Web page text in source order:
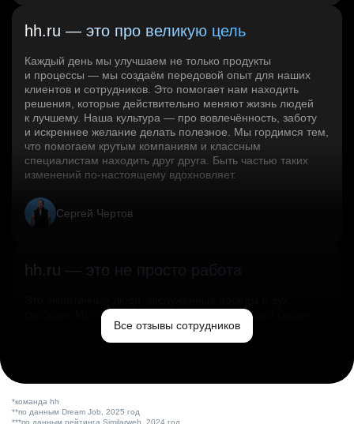
hh.ru — это про великую цель
Каждый день мы улучшаем не только продукты
и процессы — мы создаём передовой опыт для наших
клиентов и сотрудников. Это помогает нам находить
решения, которые действительно меняют жизнь людей
к лучшему. Наша культура — про вовлечённость, заботу
и искреннее желание делать полезное. Мы гордимся тем,
что помогаем крутым компаниям и классным
специалистам находить друг друга. Быть частью таких
изменений по‑настоящему вдохновляет.
Сергей Чертов
hh.ru — это не просто работа
свободы. Мы помогаем миру и создаём лучший сервис
по поиску работы в стране.Все отзывы сотрудников
*команда hh
**по данным Dream Job, 2025 год
***по данным рейтинга Similarweb, 2024 год